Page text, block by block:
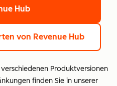
Hub
von Revenue Hub
Produktversionen
finden Sie in unserer